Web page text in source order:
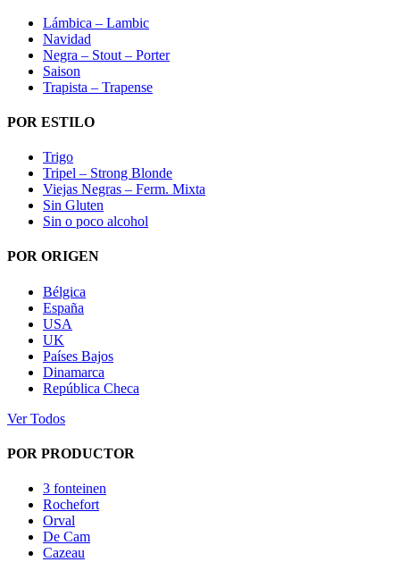
Lámbica – Lambic
Navidad
Negra – Stout – Porter
Saison
Trapista – Trapense
POR ESTILO
Trigo
Tripel – Strong Blonde
Viejas Negras – Ferm. Mixta
Sin Gluten
Sin o poco alcohol
POR ORIGEN
Bélgica
España
USA
UK
Países Bajos
Dinamarca
República Checa
Ver Todos
POR PRODUCTOR
3 fonteinen
Rochefort
Orval
De Cam
Cazeau